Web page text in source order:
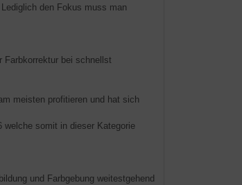
den Fokus muss man
Farbkorrektur bei schnellst
meisten profitieren und hat sich
welche somit in dieser Kategorie
und Farbgebung weitestgehend